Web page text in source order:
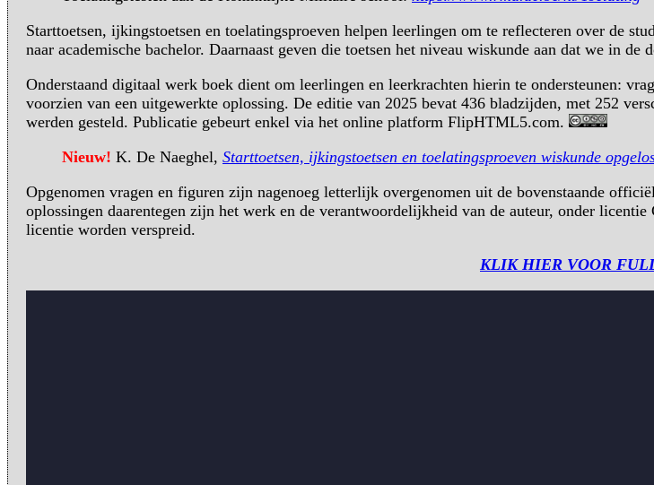
Starttoetsen, ijkingstoetsen en toelatingsproeven helpen leerlingen om te reflecteren over de
naar academische bachelor. Daarnaast geven die toetsen het niveau wiskunde aan dat we in
Onderstaand digitaal werk boek dient om leerlingen en leerkrachten hierin te ondersteunen:
voorzien van een uitgewerkte oplossing. De editie van 2025 bevat 436 bladzijden, met 252
werden gesteld. Publicatie gebeurt enkel via het online platform FlipHTML5.com.
Nieuw! K. De Naeghel, Starttoetsen, ijkingstoetsen en toelatingsproeven wiskunde
Opgenomen vragen en figuren zijn nagenoeg letterlijk overgenomen uit de bovenstaande
oplossingen daarentegen zijn het werk en de verantwoordelijkheid van de auteur, onder
licentie worden verspreid.
KLIK HIER VOOR